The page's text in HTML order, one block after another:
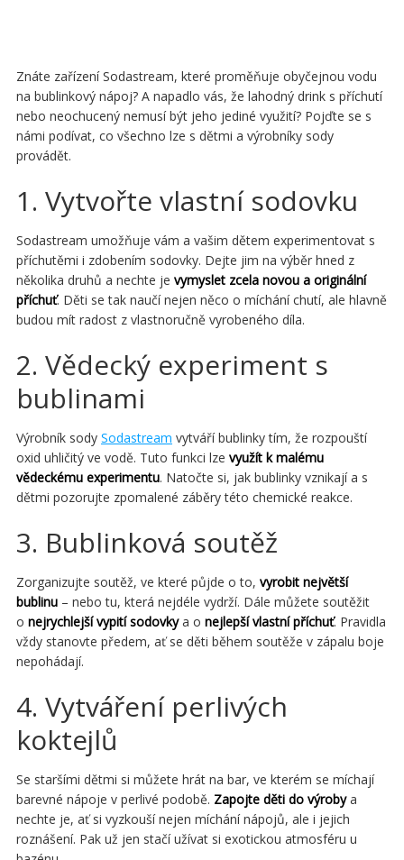
Znáte zařízení Sodastream, které proměňuje obyčejnou vodu
na bublinkový nápoj? A napadlo vás, že lahodný drink s příchutí
nebo neochucený nemusí být jeho jediné využití? Pojďte se s
námi podívat, co všechno lze s dětmi a výrobníky sody
provádět.
1. Vytvořte vlastní sodovku
Sodastream umožňuje vám a vašim dětem experimentovat s
příchutěmi i zdobením sodovky. Dejte jim na výběr hned z
několika druhů a nechte je vymyslet zcela novou a originální
příchuť. Děti se tak naučí nejen něco o míchání chutí, ale hlavně
budou mít radost z vlastnoručně vyrobeného díla.
2. Vědecký experiment s
bublinami
Výrobník sody Sodastream vytváří bublinky tím, že rozpouští
oxid uhličitý ve vodě. Tuto funkci lze využít k malému
vědeckému experimentu. Natočte si, jak bublinky vznikají a s
dětmi pozorujte zpomalené záběry této chemické reakce.
3. Bublinková soutěž
Zorganizujte soutěž, ve které půjde o to, vyrobit největší
bublinu – nebo tu, která nejdéle vydrží. Dále můžete soutěžit
o nejrychlejší vypití sodovkya o nejlepší vlastní příchuť. Pravidla
vždy stanovte předem, ať se děti během soutěže v zápalu boje
nepohádají.
4. Vytváření perlivých
koktejlů
Se staršími dětmi si můžete hrát na bar, ve kterém se míchají
barevné nápoje v perlivé podobě. Zapojte děti do výrobya
nechte je, ať si vyzkouší nejen míchání nápojů, ale i jejich
roznášení. Pak už jen stačí užívat si exotickou atmosféru u